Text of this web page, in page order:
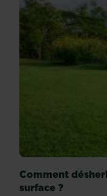
Comment
surface ?